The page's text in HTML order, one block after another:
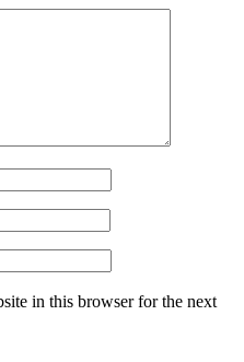
in this browser for the next